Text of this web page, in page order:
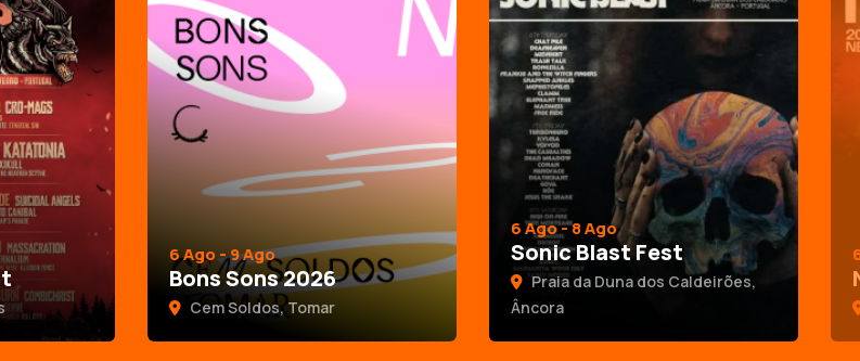
6 Ago - 9 Ago
Bons Sons 2026
Cem Soldos, Tomar
6 Ago - 8 Ago
Sonic Blast Fest
Praia da Duna dos Caldeirões,
Âncora